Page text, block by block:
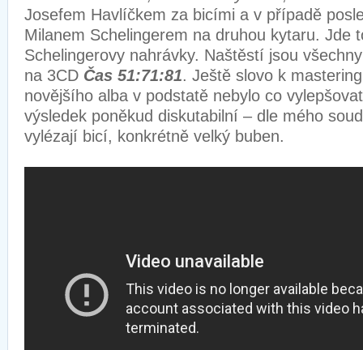
Josefem Havlíčkem za bicími a v případě
Milanem Schelingerem na druhou kytaru. Jde
Schelingerovy nahrávky. Naštěstí jsou
na 3CD Čas 51:71:81. Ještě slovo k
novějšího alba v podstatě nebylo co
výsledek poněkud diskutabilní – dle mého
vylézají bicí, konkrétně velký buben.